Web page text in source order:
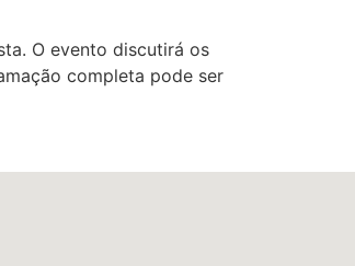
O evento discutirá os
completa pode ser